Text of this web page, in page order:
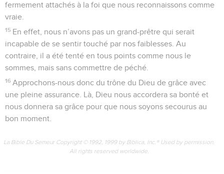
fermement attachés à la foi que nous reconnaissons comme
vraie.
15 En effet, nous n’avons pas un grand-prêtre qui serait
incapable de se sentir touché par nos faiblesses. Au
contraire, il a été tenté en tous points comme nous le
sommes, mais sans commettre de péché.
16 Approchons-nous donc du trône du Dieu de grâce avec
une pleine assurance. Là, Dieu nous accordera sa bonté et
nous donnera sa grâce pour que nous soyons secourus au
bon moment.
La Bible Du Semeur Copyright © 1992, 1999 by Biblica, Inc.® Used by permission.
All rights reserved worldwide.